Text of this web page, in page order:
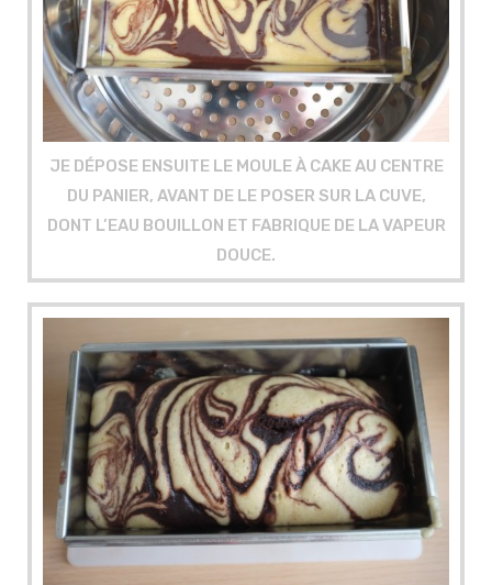
JE DÉPOSE ENSUITE LE MOULE À CAKE AU CENTRE
DU PANIER, AVANT DE LE POSER SUR LA CUVE,
DONT L’EAU BOUILLON ET FABRIQUE DE LA VAPEUR
DOUCE.